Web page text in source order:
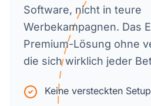
Software, nicht in teure
Werbekampagnen. Das
Premium-Lösung ohne
die sich wirklich jeder
Keine versteckten